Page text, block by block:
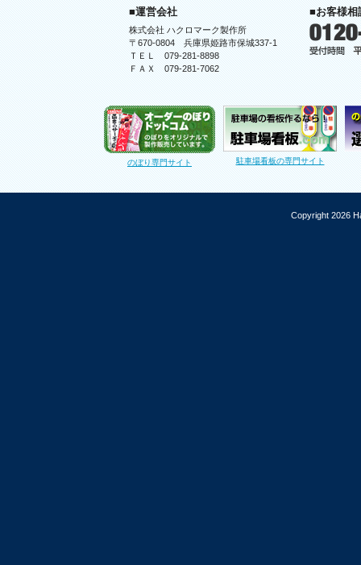
■運営会社
株式会社 ハクロマーク製作所
〒670-0804 兵庫県姫路市保城337-1
ＴＥＬ 079-281-8898
ＦＡＸ 079-281-7062
■お客様相
のぼり専門サイト 駐車場看板の専門サイト
Copyright 2026